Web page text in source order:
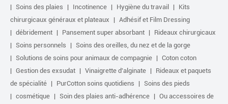
Soins des plaies
Incotinence Hygiène du travail
Kits
chirurgicaux généraux et plateaux
Adhésif et Film Dressing
débridement
Pansement super absorbant
Rideaux chirurgicaux
Soins personnels
Soins des oreilles, du nez et de la gorge
Solutions de soins pour animaux de compagnie
Coton coton
Gestion des exsudat
Vinaigrette d'alginate
Rideaux et paquets
de spécialité
PurCotton soins quotidiens
Soins des pieds
cosmétique
Soin des plaies anti-adhérence
Ou accessoires de